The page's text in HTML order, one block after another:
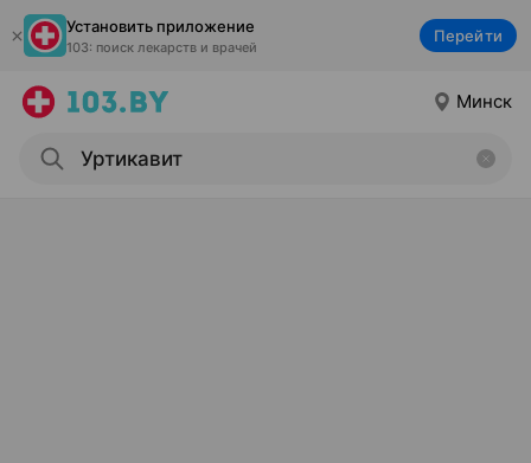
Установить приложение
103: поиск лекарств и врачей
Перейти
Минск